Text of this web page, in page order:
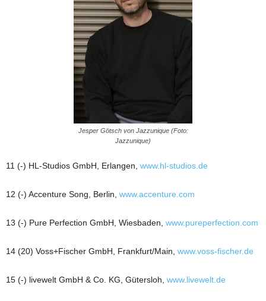
Jesper Götsch von Jazzunique (Foto:
Jazzunique)
11 (-) HL-Studios GmbH, Erlangen, www.hl-studios.de
12 (-) Accenture Song, Berlin, www.accenture.com
13 (-) Pure Perfection GmbH, Wiesbaden, www.pureperfection.com
14 (20) Voss+Fischer GmbH, Frankfurt/Main, www.voss-fischer.de
15 (-) livewelt GmbH & Co. KG, Gütersloh, www.livewelt.de